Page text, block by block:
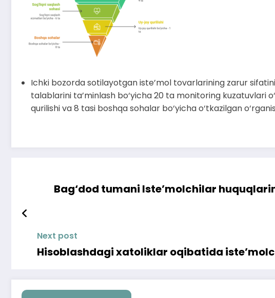
Ichki bozorda sotilayotgan iste’mol tovarlarining zarur
talablarini ta’minlash bo‘yicha 20 ta monitoring kuzatuvlari
qurilishi va 8 tasi boshqa sohalar bo‘yicha o‘tkazilgan
Bag‘dod tumani Iste’molchilar
Next post
Hisoblashdagi xatoliklar oqibatida